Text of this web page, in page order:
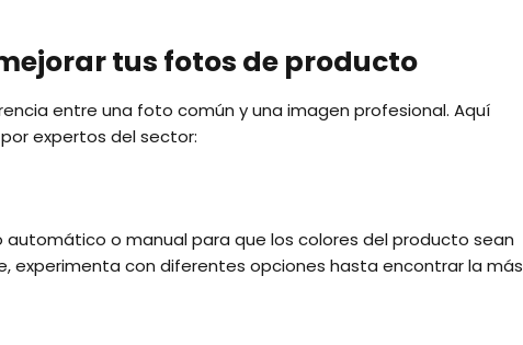
tus fotos de producto
entre una foto común y una imagen profesional. Aquí
expertos del sector:
o manual para que los colores del producto sean
experimenta con diferentes opciones hasta encontrar la más